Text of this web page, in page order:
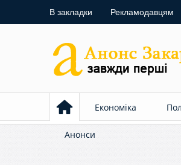
В закладки Рекламодавцям
Економіка
Анонси